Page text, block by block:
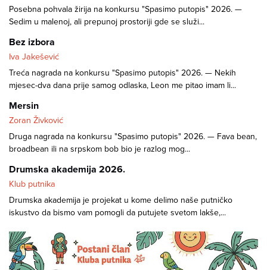
Posebna pohvala žirija na konkursu "Spasimo putopis" 2026. —
Sedim u malenoj, ali prepunoj prostoriji gde se služi...
Bez izbora
Iva Jakešević
Treća nagrada na konkursu "Spasimo putopis" 2026. — Nekih
mjesec-dva dana prije samog odlaska, Leon me pitao imam li...
Mersin
Zoran Živković
Druga nagrada na konkursu "Spasimo putopis" 2026. — Fava bean,
broadbean ili na srpskom bob bio je razlog mog...
Drumska akademija 2026.
Klub putnika
Drumska akademija je projekat u kome delimo naše putničko
iskustvo da bismo vam pomogli da putujete svetom lakše,...